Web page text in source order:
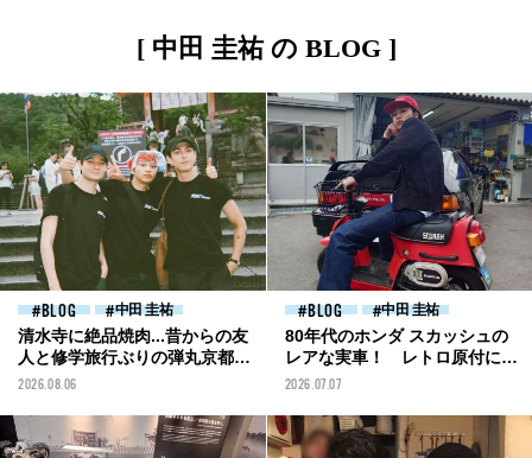
[ 中田 圭祐 の BLOG ]
BLOG 中田 圭祐
清水寺に絶品焼肉...昔からの友
人と修学旅行ぶりの弾丸京都旅
行。[中田圭祐ブログ]
2026.08.06
BLOG 中田 圭祐
80年代のホンダ スカッシュの
レアな実車！ レトロ原付につ
い手を出したくなる[中田圭祐
2026.07.07